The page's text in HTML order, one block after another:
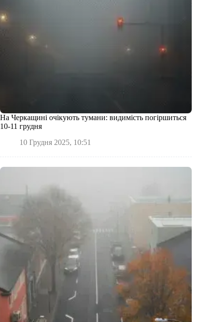
На Черкащині очікують тумани: видимість погіршиться
10-11 грудня
10 Грудня 2025, 10:51